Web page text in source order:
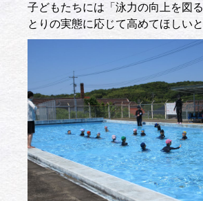
子どもたちには「泳力の向上を図
とりの実態に応じて高めてほしい